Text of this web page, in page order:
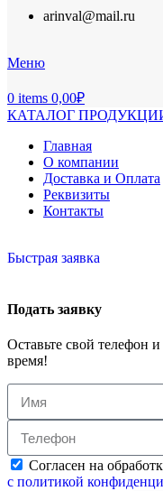
arinval@mail.ru
Меню
0 items 0,00₽
КАТАЛОГ
Главная
О компании
Доставка и Оплата
Реквизиты
Контакты
Быстрая заявка
Подать заявку
Оставьте свой телефон
время!
Согласен на
с политикой